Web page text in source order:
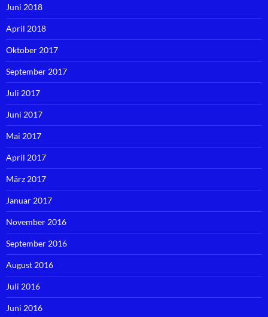
Juni 2018
April 2018
Oktober 2017
September 2017
Juli 2017
Juni 2017
Mai 2017
April 2017
März 2017
Januar 2017
November 2016
September 2016
August 2016
Juli 2016
Juni 2016